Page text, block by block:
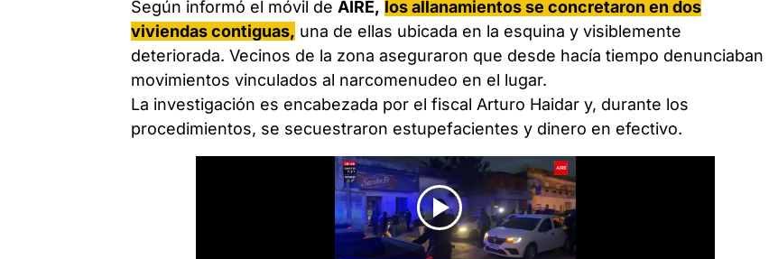
Según informó el móvil de AIRE, los allanamientos se concretaron en dos
viviendas contiguas, una de ellas ubicada en la esquina y visiblemente
deteriorada. Vecinos de la zona aseguraron que desde hacía tiempo denunciaban
movimientos vinculados al narcomenudeo en el lugar.
La investigación es encabezada por el fiscal Arturo Haidar y, durante los
procedimientos, se secuestraron estupefacientes y dinero en efectivo.